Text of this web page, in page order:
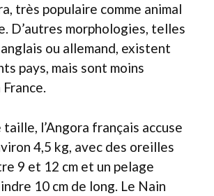
très populaire comme animal
D’autres morphologies, telles
anglais ou allemand, existent
pays, mais sont moins
taille, l’Angora français accuse
4,5 kg, avec des oreilles
9 et 12 cm et un pelage
10 cm de long. Le Nain